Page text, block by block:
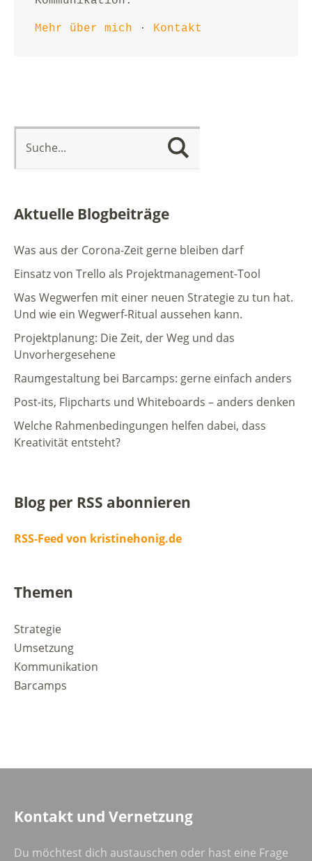
Mehr über mich · Kontakt
Aktuelle Blogbeiträge
Was aus der Corona-Zeit gerne bleiben darf
Einsatz von Trello als Projektmanagement-Tool
Was Wegwerfen mit einer neuen Strategie zu tun hat.
Und wie ein Wegwerf-Ritual aussehen kann.
Projektplanung: Die Zeit, der Weg und das
Unvorhergesehene
Raumgestaltung bei Barcamps: gerne einfach anders
Post-its, Flipcharts und Whiteboards – anders denken
Welche Rahmenbedingungen helfen dabei, dass
Kreativität entsteht?
Blog per RSS abonnieren
RSS-Feed von kristinehonig.de
Themen
Strategie
Umsetzung
Kommunikation
Barcamps
Kontakt und Vernetzung
Du möchtest dich austauschen oder hast eine Frage